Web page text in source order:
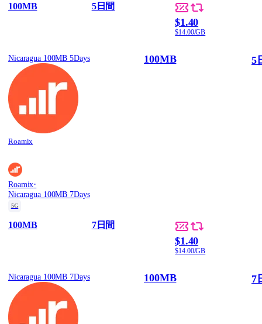
100MB 5日間
$1.40
$14.00/GB
Nicaragua 100MB 5Days
Roamix
100MB 5
Roamix·
Nicaragua 100MB 7Days
5G
100MB 7日間
$1.40
$14.00/GB
Nicaragua 100MB 7Days 100MB 7